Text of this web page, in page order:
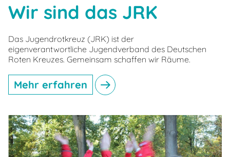
Wir sind das JRK
Das Jugendrotkreuz (JRK) ist der
eigenverantwortliche Jugendverband des Deutschen
Roten Kreuzes. Gemeinsam schaffen wir Räume.
Mehr erfahren